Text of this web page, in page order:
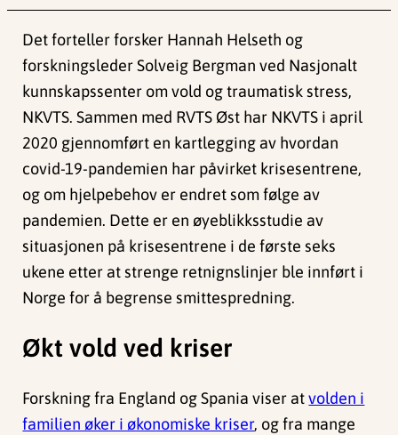
Det forteller forsker Hannah Helseth og
forskningsleder Solveig Bergman ved Nasjonalt
kunnskapssenter om vold og traumatisk stress,
NKVTS. Sammen med RVTS Øst har NKVTS i april
2020 gjennomført en kartlegging av hvordan
covid-19-pandemien har påvirket krisesentrene,
og om hjelpebehov er endret som følge av
pandemien. Dette er en øyeblikksstudie av
situasjonen på krisesentrene i de første seks
ukene etter at strenge retnignslinjer ble innført i
Norge for å begrense smittespredning.
Økt vold ved kriser
Forskning fra England og Spania viser atvolden i
familien øker i økonomiske kriser, og fra mange